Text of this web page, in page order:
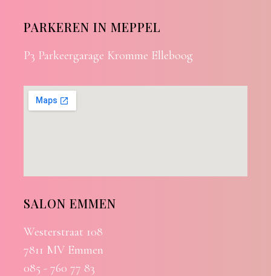
PARKEREN IN MEPPEL
P3 Parkeergarage Kromme Elleboog
SALON EMMEN
Westerstraat 108
7811 MV Emmen
085 - 760 77 83